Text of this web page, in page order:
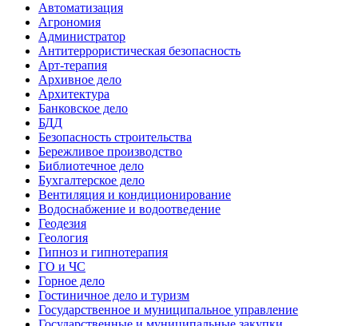
Автоматизация
Агрономия
Администратор
Антитеррористическая безопасность
Арт-терапия
Архивное дело
Архитектура
Банковское дело
БДД
Безопасность строительства
Бережливое производство
Библиотечное дело
Бухгалтерское дело
Вентиляция и кондиционирование
Водоснабжение и водоотведение
Геодезия
Геология
Гипноз и гипнотерапия
ГО и ЧС
Горное дело
Гостиничное дело и туризм
Государственное и муниципальное управление